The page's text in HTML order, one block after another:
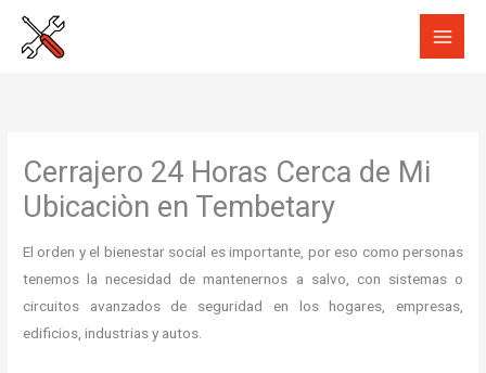
Cerrajero 24 Horas Cerca de Mi
Ubicaciòn en Tembetary
El orden y el bienestar social es importante, por eso como personas
tenemos la necesidad de mantenernos a salvo, con sistemas o
circuitos avanzados de seguridad en los hogares, empresas,
edificios, industrias y autos.